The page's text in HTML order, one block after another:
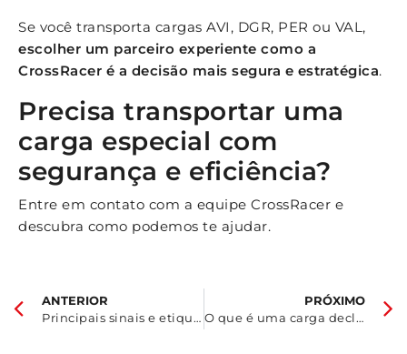
Se você transporta cargas AVI, DGR, PER ou VAL,
escolher um parceiro experiente como a
CrossRacer é a decisão mais segura e estratégica.
Precisa transportar uma
carga especial com
segurança e eficiência?
Entre em contato com a equipe CrossRacer e
descubra como podemos te ajudar.
ANTERIOR
Principais sinais e etiquetas que você precisa saber interpretar para produtos perigosos
PRÓXIMO
O que é uma carga declarada?